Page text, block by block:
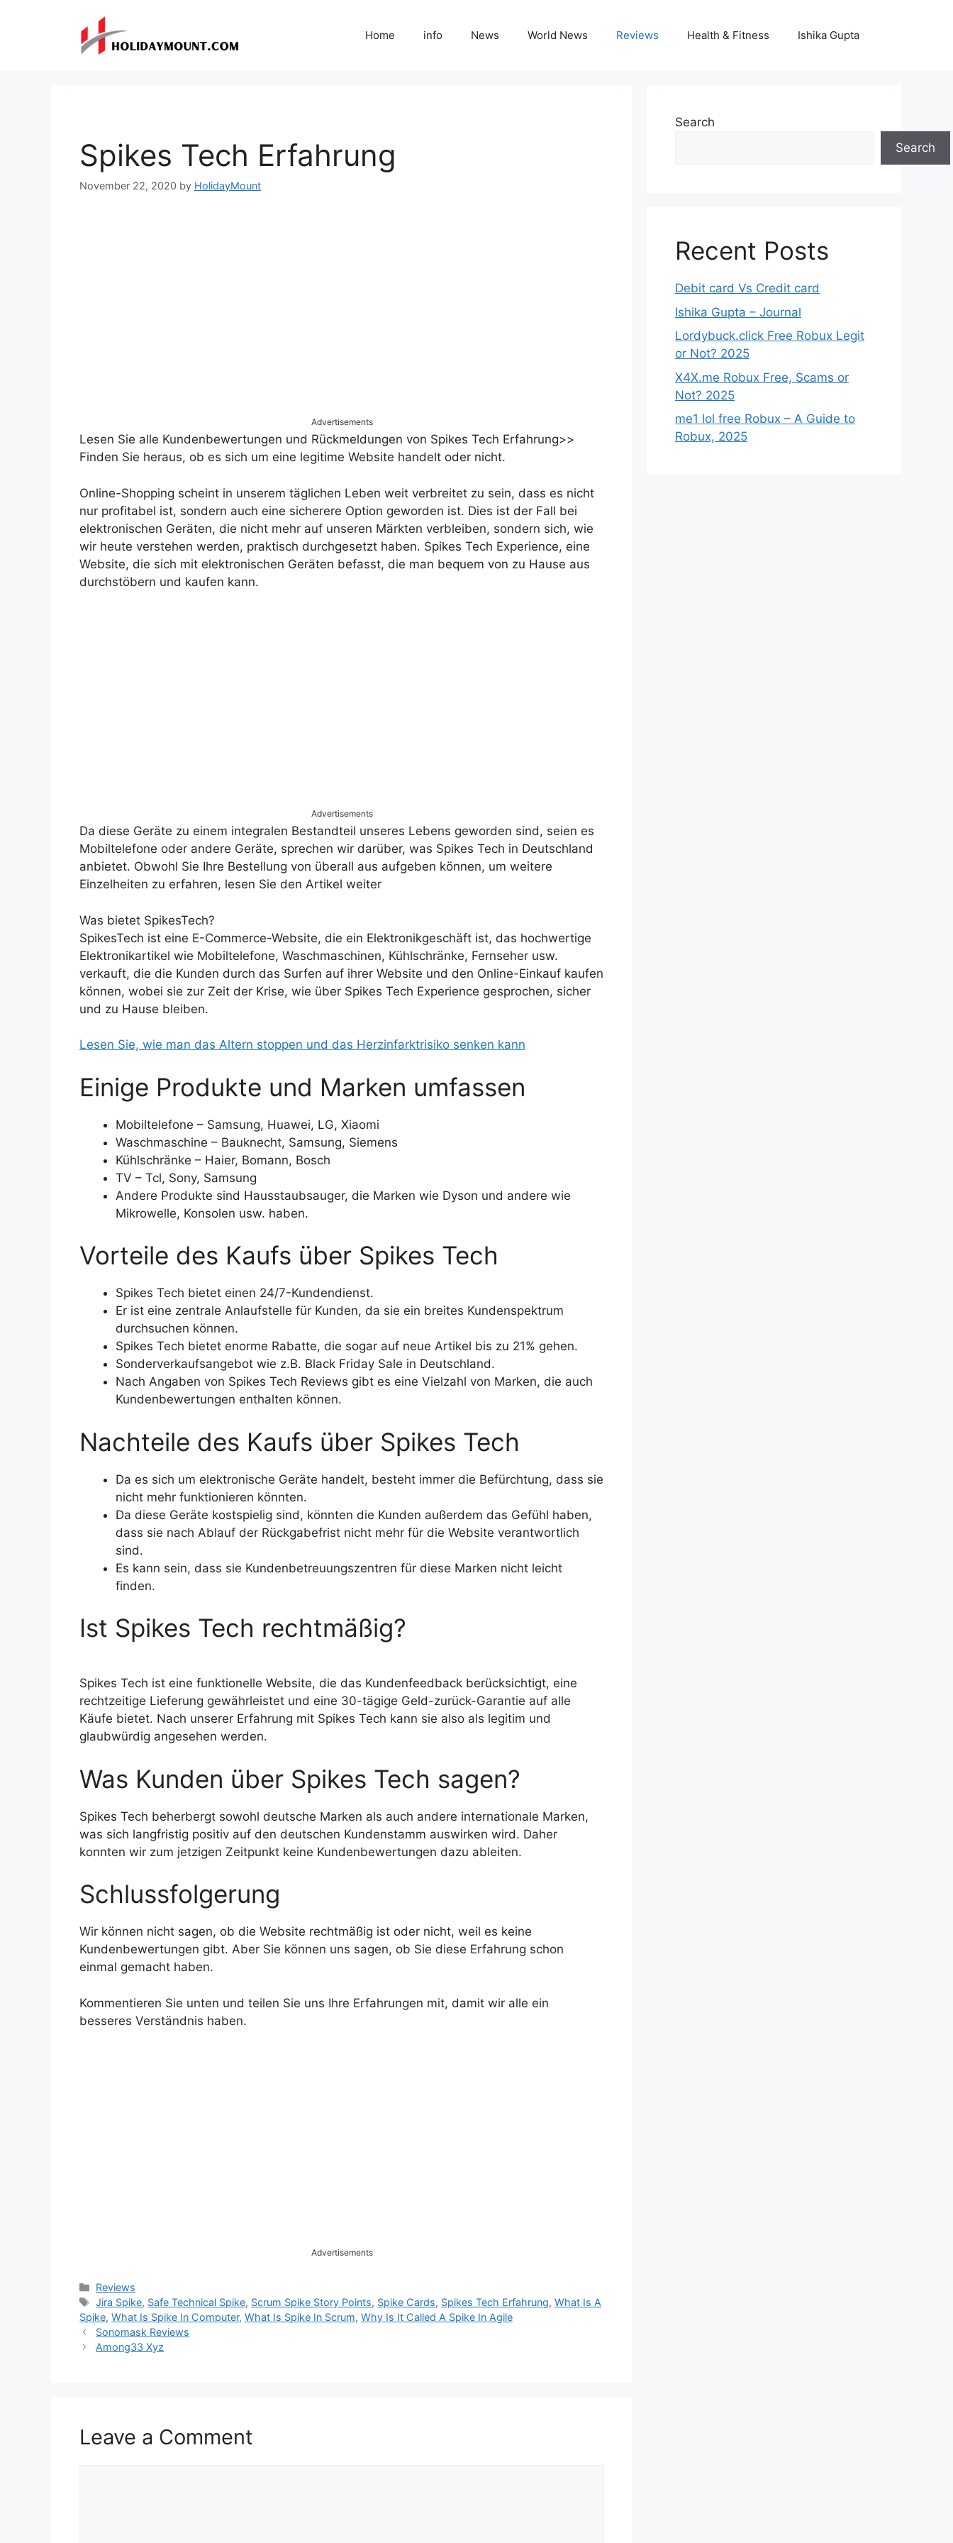
Home info News World News Reviews Health & Fitness Ishika Gupta
Spikes Tech Erfahrung
November 22, 2020 by HolidayMount
Advertisements
Lesen Sie alle Kundenbewertungen und Rückmeldungen von Spikes Tech Erfahrung>>
Finden Sie heraus, ob es sich um eine legitime Website handelt oder nicht.
Online-Shopping scheint in unserem täglichen Leben weit verbreitet zu sein, dass es nicht
nur profitabel ist, sondern auch eine sicherere Option geworden ist. Dies ist der Fall bei
elektronischen Geräten, die nicht mehr auf unseren Märkten verbleiben, sondern sich, wie
wir heute verstehen werden, praktisch durchgesetzt haben. Spikes Tech Experience, eine
Website, die sich mit elektronischen Geräten befasst, die man bequem von zu Hause aus
durchstöbern und kaufen kann.
Advertisements
Da diese Geräte zu einem integralen Bestandteil unseres Lebens geworden sind, seien es
Mobiltelefone oder andere Geräte, sprechen wir darüber, was Spikes Tech in Deutschland
anbietet. Obwohl Sie Ihre Bestellung von überall aus aufgeben können, um weitere
Einzelheiten zu erfahren, lesen Sie den Artikel weiter
Was bietet SpikesTech?
SpikesTech ist eine E-Commerce-Website, die ein Elektronikgeschäft ist, das hochwertige
Elektronikartikel wie Mobiltelefone, Waschmaschinen, Kühlschränke, Fernseher usw.
verkauft, die die Kunden durch das Surfen auf ihrer Website und den Online-Einkauf kaufen
können, wobei sie zur Zeit der Krise, wie über Spikes Tech Experience gesprochen, sicher
und zu Hause bleiben.
Lesen Sie, wie man das Altern stoppen und das Herzinfarktrisiko senken kann
Einige Produkte und Marken umfassen
Mobiltelefone – Samsung, Huawei, LG, Xiaomi
Waschmaschine – Bauknecht, Samsung, Siemens
Kühlschränke – Haier, Bomann, Bosch
TV – Tcl, Sony, Samsung
Andere Produkte sind Hausstaubsauger, die Marken wie Dyson und andere wie
Mikrowelle, Konsolen usw. haben.
Vorteile des Kaufs über Spikes Tech
Spikes Tech bietet einen 24/7-Kundendienst.
Er ist eine zentrale Anlaufstelle für Kunden, da sie ein breites Kundenspektrum
durchsuchen können.
Spikes Tech bietet enorme Rabatte, die sogar auf neue Artikel bis zu 21% gehen.
Sonderverkaufsangebot wie z.B. Black Friday Sale in Deutschland.
Nach Angaben von Spikes Tech Reviews gibt es eine Vielzahl von Marken, die auch
Kundenbewertungen enthalten können.
Nachteile des Kaufs über Spikes Tech
Da es sich um elektronische Geräte handelt, besteht immer die Befürchtung, dass sie
nicht mehr funktionieren könnten.
Da diese Geräte kostspielig sind, könnten die Kunden außerdem das Gefühl haben,
dass sie nach Ablauf der Rückgabefrist nicht mehr für die Website verantwortlich
sind.
Es kann sein, dass sie Kundenbetreuungszentren für diese Marken nicht leicht
finden.
Ist Spikes Tech rechtmäßig?
Spikes Tech ist eine funktionelle Website, die das Kundenfeedback berücksichtigt, eine
rechtzeitige Lieferung gewährleistet und eine 30-tägige Geld-zurück-Garantie auf alle
Käufe bietet. Nach unserer Erfahrung mit Spikes Tech kann sie also als legitim und
glaubwürdig angesehen werden.
Was Kunden über Spikes Tech sagen?
Spikes Tech beherbergt sowohl deutsche Marken als auch andere internationale Marken,
was sich langfristig positiv auf den deutschen Kundenstamm auswirken wird. Daher
konnten wir zum jetzigen Zeitpunkt keine Kundenbewertungen dazu ableiten.
Schlussfolgerung
Wir können nicht sagen, ob die Website rechtmäßig ist oder nicht, weil es keine
Kundenbewertungen gibt. Aber Sie können uns sagen, ob Sie diese Erfahrung schon
einmal gemacht haben.
Kommentieren Sie unten und teilen Sie uns Ihre Erfahrungen mit, damit wir alle ein
besseres Verständnis haben.
Advertisements
Categories
Reviews
Tags
Jira Spike, Safe Technical Spike, Scrum Spike Story Points, Spike Cards, Spikes Tech Erfahrung,What Is A
Spike, What Is Spike In Computer, What Is Spike In Scrum, Why Is It Called A Spike In Agile
Sonomask Reviews
Among33 Xyz
Leave a Comment
Search
Search
Recent Posts
Debit card Vs Credit card
Ishika Gupta – Journal
Lordybuck.click Free Robux Legit
or Not? 2025
X4X.me Robux Free, Scams or
Not? 2025
me1 lol free Robux – A Guide to
Robux, 2025